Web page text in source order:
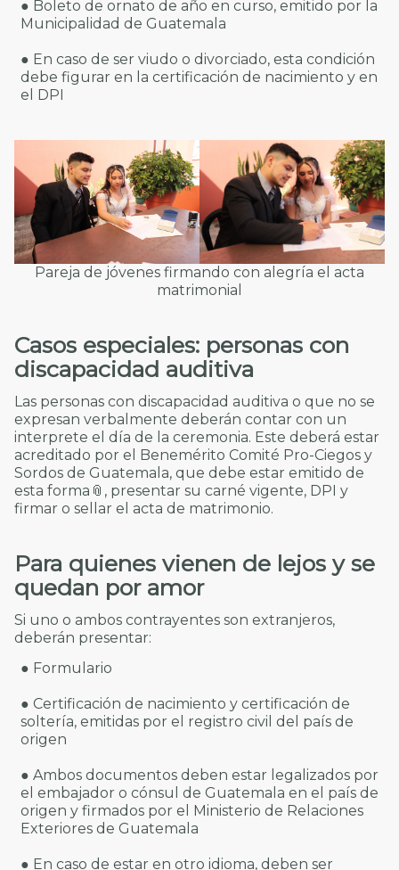
● Boleto de ornato de año en curso, emitido por la
Municipalidad de Guatemala
● En caso de ser viudo o divorciado, esta condición
debe figurar en la certificación de nacimiento y en
el DPI
Pareja de jóvenes firmando con alegría el acta
matrimonial
Casos especiales: personas con
discapacidad auditiva
Las personas con discapacidad auditiva o que no se
expresan verbalmente deberán contar con un
interprete el día de la ceremonia. Este deberá estar
acreditado por el Benemérito Comité Pro-Ciegos y
Sordos de Guatemala, que debe estar emitido de
esta forma 📎 , presentar su carné vigente, DPI y
firmar o sellar el acta de matrimonio.
Para quienes vienen de lejos y se
quedan por amor
Si uno o ambos contrayentes son extranjeros,
deberán presentar:
● Formulario
● Certificación de nacimiento y certificación de
soltería, emitidas por el registro civil del país de
origen
● Ambos documentos deben estar legalizados por
el embajador o cónsul de Guatemala en el país de
origen y firmados por el Ministerio de Relaciones
Exteriores de Guatemala
● En caso de estar en otro idioma, deben ser